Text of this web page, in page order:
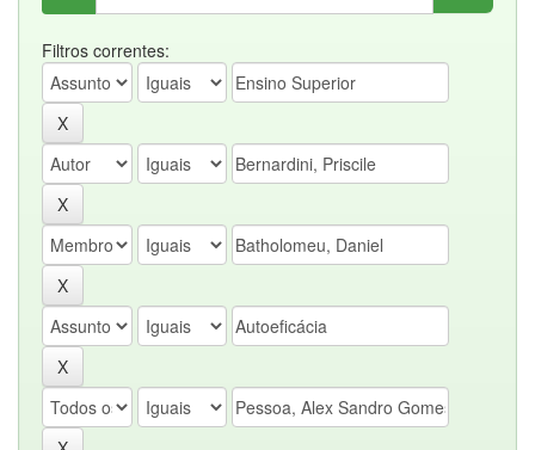
Filtros correntes: